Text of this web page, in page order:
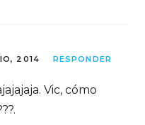
2014 RESPONDER
Vic, cómo